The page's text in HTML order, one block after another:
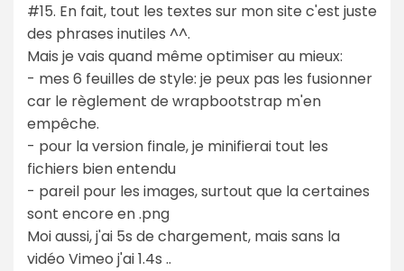
#15. En fait, tout les textes sur mon site c'est juste
des phrases inutiles ^^.
Mais je vais quand même optimiser au mieux:
- mes 6 feuilles de style: je peux pas les fusionner
car le règlement de wrapbootstrap m'en
empêche.
- pour la version finale, je minifierai tout les
fichiers bien entendu
- pareil pour les images, surtout que la certaines
sont encore en .png
Moi aussi, j'ai 5s de chargement, mais sans la
vidéo Vimeo j'ai 1.4s ..